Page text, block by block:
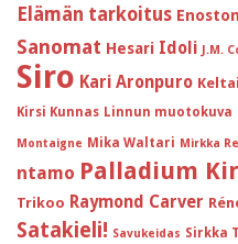
Elämän tarkoitus
Sanomat Hesari Idoli J.M.
Siro Kari Aronpuro
Kirsi Kunnas Linnun muotokuva
Montaigne Mika Waltari Mirkka
ntamo Palladium
Trikoo Raymond Carver
Satakieli! Savukeidas Sirkka